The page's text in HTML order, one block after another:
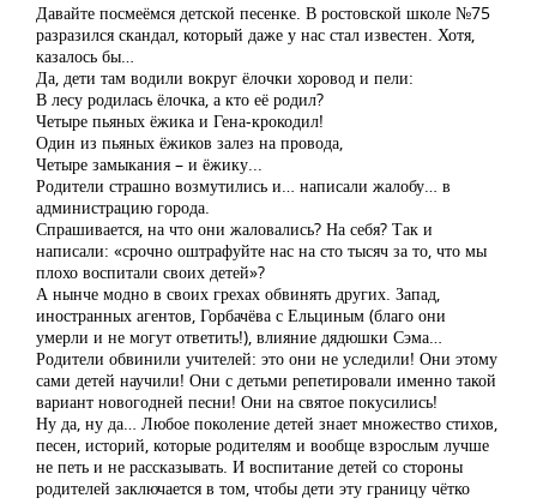
Давайте посмеёмся детской песенке. В ростовской школе №75
разразился скандал, который даже у нас стал известен. Хотя,
казалось бы…
Да, дети там водили вокруг ёлочки хоровод и пели:
В лесу родилась ёлочка, а кто её родил?
Четыре пьяных ёжика и Гена-крокодил!
Один из пьяных ёжиков залез на провода,
Четыре замыкания – и ёжику...
Родители страшно возмутились и… написали жалобу… в
администрацию города.
Спрашивается, на что они жаловались? На себя? Так и
написали: «срочно оштрафуйте нас на сто тысяч за то, что мы
плохо воспитали своих детей»?
А нынче модно в своих грехах обвинять других. Запад,
иностранных агентов, Горбачёва с Ельциным (благо они
умерли и не могут ответить!), влияние дядюшки Сэма…
Родители обвинили учителей: это они не уследили! Они этому
сами детей научили! Они с детьми репетировали именно такой
вариант новогодней песни! Они на святое покусились!
Ну да, ну да… Любое поколение детей знает множество стихов,
песен, историй, которые родителям и вообще взрослым лучше
не петь и не рассказывать. И воспитание детей со стороны
родителей заключается в том, чтобы дети эту границу чётко